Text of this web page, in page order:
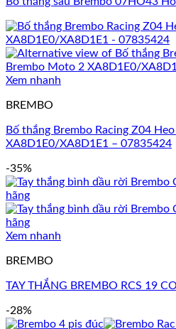
Xem nhanh
BREMBO
Bố thắng Brembo Racing Z04
XA8D1E0/XA8D1E1 – 07835424
-35%
Xem nhanh
BREMBO
TAY THẮNG BREMBO RCS 19
-28%